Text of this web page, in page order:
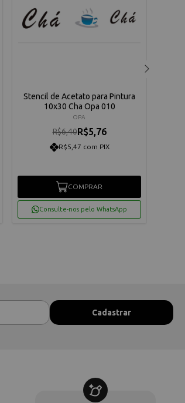
Stencil de Acetato para Pintura
10x30 Cha Opa 010
OPA
R$6,40R$5,76
R$5,47 com PIX
COMPRAR
Consulte-nos pelo WhatsApp